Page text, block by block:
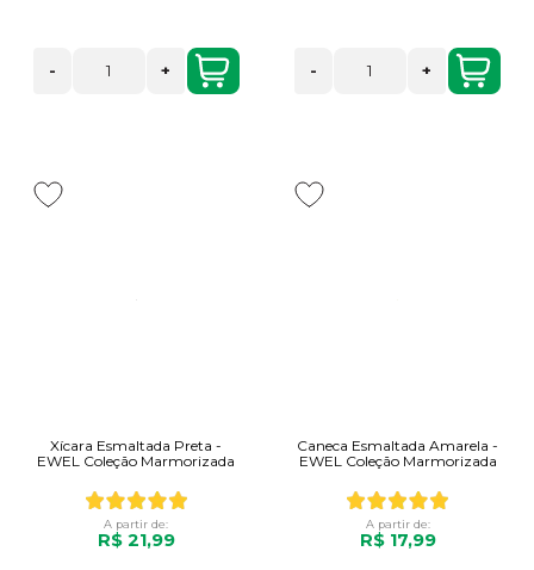
- + - +
Xícara Esmaltada Preta -
EWEL Coleção Marmorizada
A partir de:
R$ 21,99
Caneca Esmaltada Amarela -
EWEL Coleção Marmorizada
A partir de:
R$ 17,99